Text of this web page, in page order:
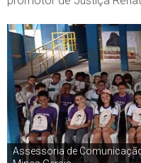
Assessoria de